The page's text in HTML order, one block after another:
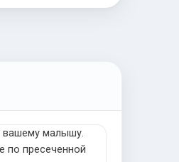
вашему малышу.
по пресеченной